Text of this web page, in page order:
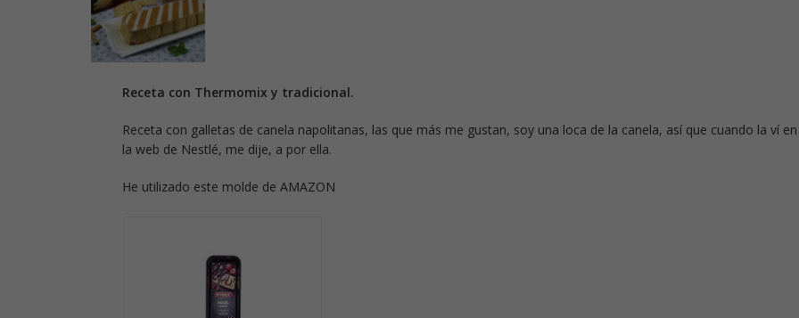
Receta con Thermomix y tradicional.
Receta con galletas de canela napolitanas, las que más me gustan, soy una loca de la canela, así que cuando la ví en
la web de Nestlé, me dije, a por ella.
He utilizado este molde de AMAZON